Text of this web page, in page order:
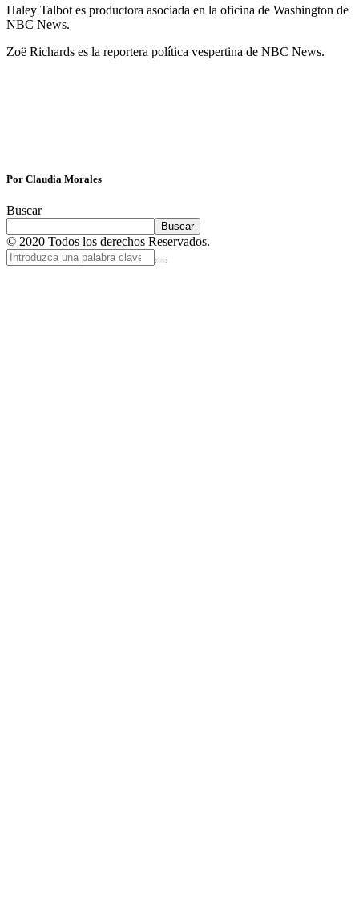
Haley Talbot es productora asociada en la oficina de Washington de
NBC News.
Zoë Richards es la reportera política vespertina de NBC News.
Por Claudia Morales
Buscar
Buscar
© 2020 Todos los derechos Reservados.